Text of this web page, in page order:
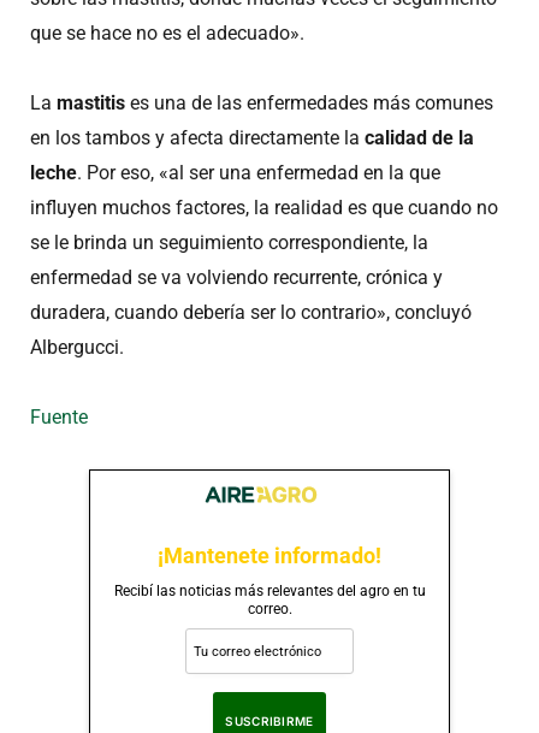
que se hace no es el adecuado».
La mastitis es una de las enfermedades más comunes
en los tambos y afecta directamente la calidad de la
leche. Por eso, «al ser una enfermedad en la que
influyen muchos factores, la realidad es que cuando no
se le brinda un seguimiento correspondiente, la
enfermedad se va volviendo recurrente, crónica y
duradera, cuando debería ser lo contrario», concluyó
Albergucci.
Fuente
¡Mantenete informado!
Recibí las noticias más relevantes del agro en tu
correo.